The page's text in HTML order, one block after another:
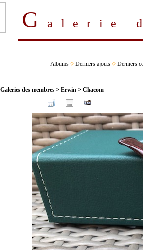
Galerie
Albums
Derniers ajouts Derniers
Galeries des membres > Erwin > Chacom